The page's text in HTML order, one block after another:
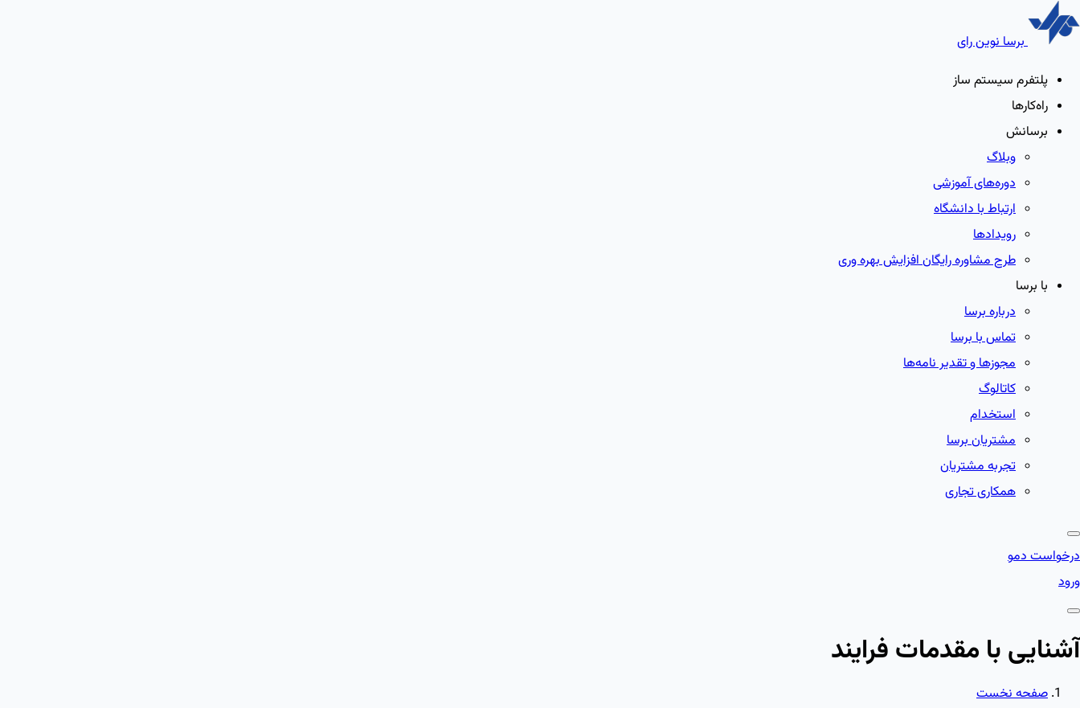
برسا نوین رای
پلتفرم سیستم ساز
راه‌کارها
برسانش
وبلاگ
دوره‌های آموزشی
ارتباط با دانشگاه
رویدادها
طرح مشاوره رایگان افزایش بهره وری
با برسا
درباره برسا
تماس با برسا
مجوزها و تقدیر نامه‌ها
کاتالوگ
استخدام
مشتریان برسا
تجربه مشتریان
همکاری تجاری
درخواست دمو
ورود
آشنایی با مقدمات فرایند
صفحه نخست